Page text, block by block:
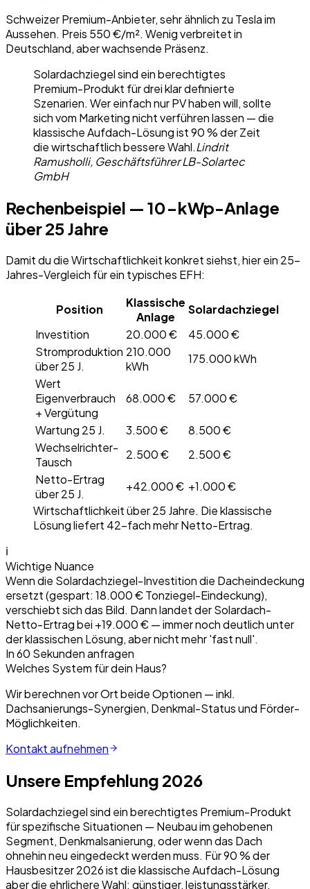
Schweizer Premium-Anbieter, sehr ähnlich zu Tesla im
Aussehen. Preis 550 €/m². Wenig verbreitet in
Deutschland, aber wachsende Präsenz.
Solardachziegel sind ein berechtigtes
Premium-Produkt für drei klar definierte
Szenarien. Wer einfach nur PV haben will, sollte
sich vom Marketing nicht verführen lassen — die
klassische Aufdach-Lösung ist 90 % der Zeit
die wirtschaftlich bessere Wahl.Lindrit
Ramusholli, Geschäftsführer LB-Solartec
GmbH
Rechenbeispiel — 10-kWp-Anlage
über 25 Jahre
Damit du die Wirtschaftlichkeit konkret siehst, hier ein 25-
Jahres-Vergleich für ein typisches EFH:
Position
Klassische
Anlage
Solardachziegel
Investition
20.000 €
45.000 €
Stromproduktion
über 25 J.
210.000
kWh
175.000 kWh
Wert
Eigenverbrauch
+ Vergütung
68.000 € 57.000 €
Wartung 25 J. 3.500 €
8.500 €
Wechselrichter-
Tausch
2.500 €
2.500 €
Netto-Ertrag
über 25 J.
+42.000 € +1.000 €
Wirtschaftlichkeit über 25 Jahre. Die klassische
Lösung liefert 42-fach mehr Netto-Ertrag.
ℹ
Wichtige Nuance
Wenn die Solardachziegel-Investition die Dacheindeckung
ersetzt (gespart: 18.000 € Tonziegel-Eindeckung),
verschiebt sich das Bild. Dann landet der Solardach-
Netto-Ertrag bei +19.000 € — immer noch deutlich unter
der klassischen Lösung, aber nicht mehr 'fast null'.
In 60 Sekunden anfragen
Welches System für dein Haus?
Wir berechnen vor Ort beide Optionen — inkl.
Dachsanierungs-Synergien, Denkmal-Status und Förder-
Möglichkeiten.
Kontakt aufnehmen
Unsere Empfehlung 2026
Solardachziegel sind ein berechtigtes Premium-Produkt
für spezifische Situationen — Neubau im gehobenen
Segment, Denkmalsanierung, oder wenn das Dach
ohnehin neu eingedeckt werden muss. Für 90 % der
Hausbesitzer 2026 ist die klassische Aufdach-Lösung
aber die ehrlichere Wahl: günstiger, leistungsstärker,